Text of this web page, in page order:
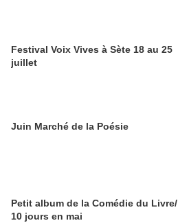
Festival Voix Vives à Sète 18 au 25
juillet
Juin Marché de la Poésie
Petit album de la Comédie du Livre/
10 jours en mai